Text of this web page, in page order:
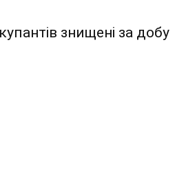
знищені за добу